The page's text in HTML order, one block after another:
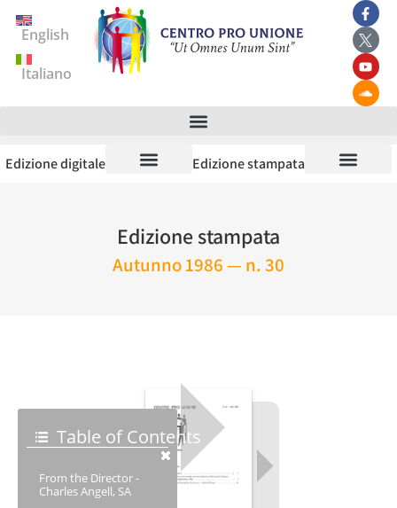
English
Italiano
Edizione digitale Edizione stampata
Edizione stampata
Autunno 1986 — n. 30